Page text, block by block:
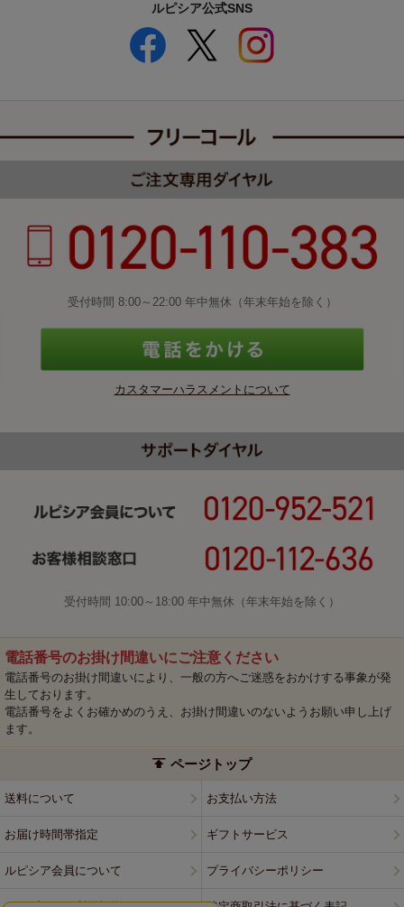
ルピシア公式SNS
受付時間 8:00～22:00 年中無休（年末年始を除く）
カスタマーハラスメントについて
受付時間 10:00～18:00 年中無休（年末年始を除く）
電話番号のお掛け間違いにご注意ください
電話番号のお掛け間違いにより、一般の方へご迷惑をおかけする事象が発
生しております。
電話番号をよくお確かめのうえ、お掛け間違いのないようお願い申し上げ
ます。
ページトップ
送料について お支払い方法
お届け時間帯指定 ギフトサービス
ルピシア会員について プライバシーポリシー